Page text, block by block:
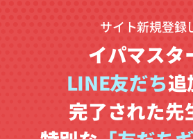
サイト新規登録
イパマスタ
LINE友だち追
完了された先